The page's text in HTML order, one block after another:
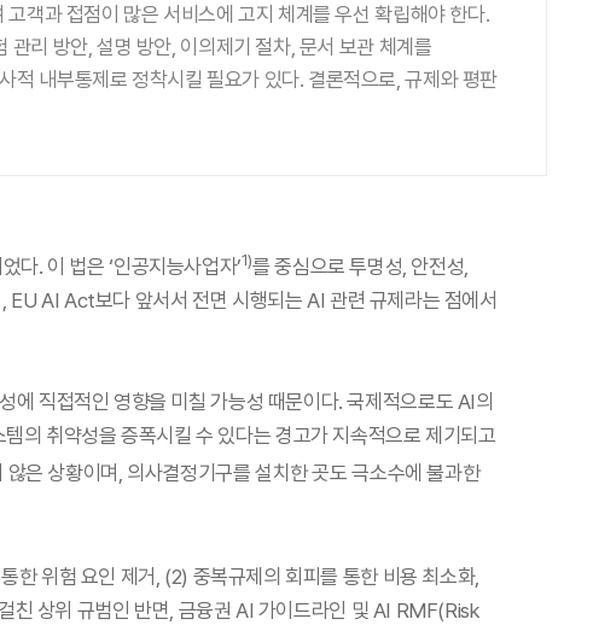
객과 접점이 많은 서비스에 고지 체계를 우선 확립해야 한다.
리 방안, 설명 방안, 이의제기 절차, 문서 보관 체계를
적 내부통제로 정착시킬 필요가 있다. 결론적으로, 규제와 평판
다. 이 법은 ‘인공지능사업자’1)를 중심으로 투명성, 안전성,
EU AI Act보다 앞서서 전면 시행되는 AI 관련 규제라는 점에서
직접적인 영향을 미칠 가능성 때문이다. 국제적으로도 AI의
의 취약성을 증폭시킬 수 있다는 경고가 지속적으로 제기되고
은 상황이며, 의사결정기구를 설치한 곳도 극소수에 불과한
한 위험 요인 제거, (2) 중복규제의 회피를 통한 비용 최소화,
친 상위 규범인 반면, 금융권 AI 가이드라인 및 AI RMF(Risk